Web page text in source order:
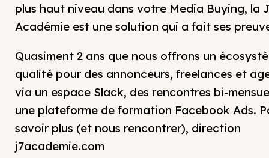
plus haut niveau dans votre Media Buying, la
Académie est une solution qui a fait ses
Quasiment 2 ans que nous offrons un
qualité pour des annonceurs, freelances et
via un espace Slack, des rencontres bi-
une plateforme de formation Facebook Ads.
savoir plus (et nous rencontrer), direction
j7academie.com